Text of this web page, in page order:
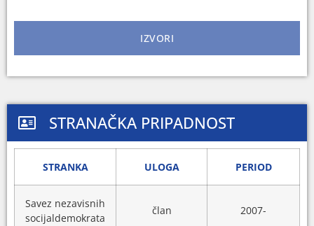
IZVORI
STRANAČKA PRIPADNOST
STRANKA ULOGA PERIOD
Savez nezavisnih
socijaldemokrata
član 2007-